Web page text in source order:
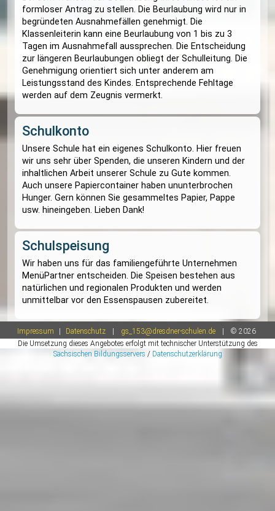
Notfallnummern
Bitte teilen Sie uns schnellstmöglich mit, wenn
Telefonnummer ändern sollte, damit Sie im
immer erreichbar sind. Geben Sie bitte das
Schülerdatenblatt zum 1.Schultag Ihres Kindes
Pendelmappe mit.
Versicherung
In der Schulzeit, bei Wandertagen/
ist Ihr Kind durch die Unfallkasse Sachsen (UKS)
Meißen versichert.
Beurlaubung
Bei dem Wunsch auf Beurlaubung Ihres Kindes
formloser Antrag zu stellen. Die Beurlaubung
begründeten Ausnahmefällen genehmigt. Die
Klassenleiterin kann eine Beurlaubung von 1 bis
Tagen im Ausnahmefall aussprechen. Die
zur längeren Beurlaubungen obliegt der
Genehmigung orientiert sich unter anderem am
werden auf dem Zeugnis vermerkt.